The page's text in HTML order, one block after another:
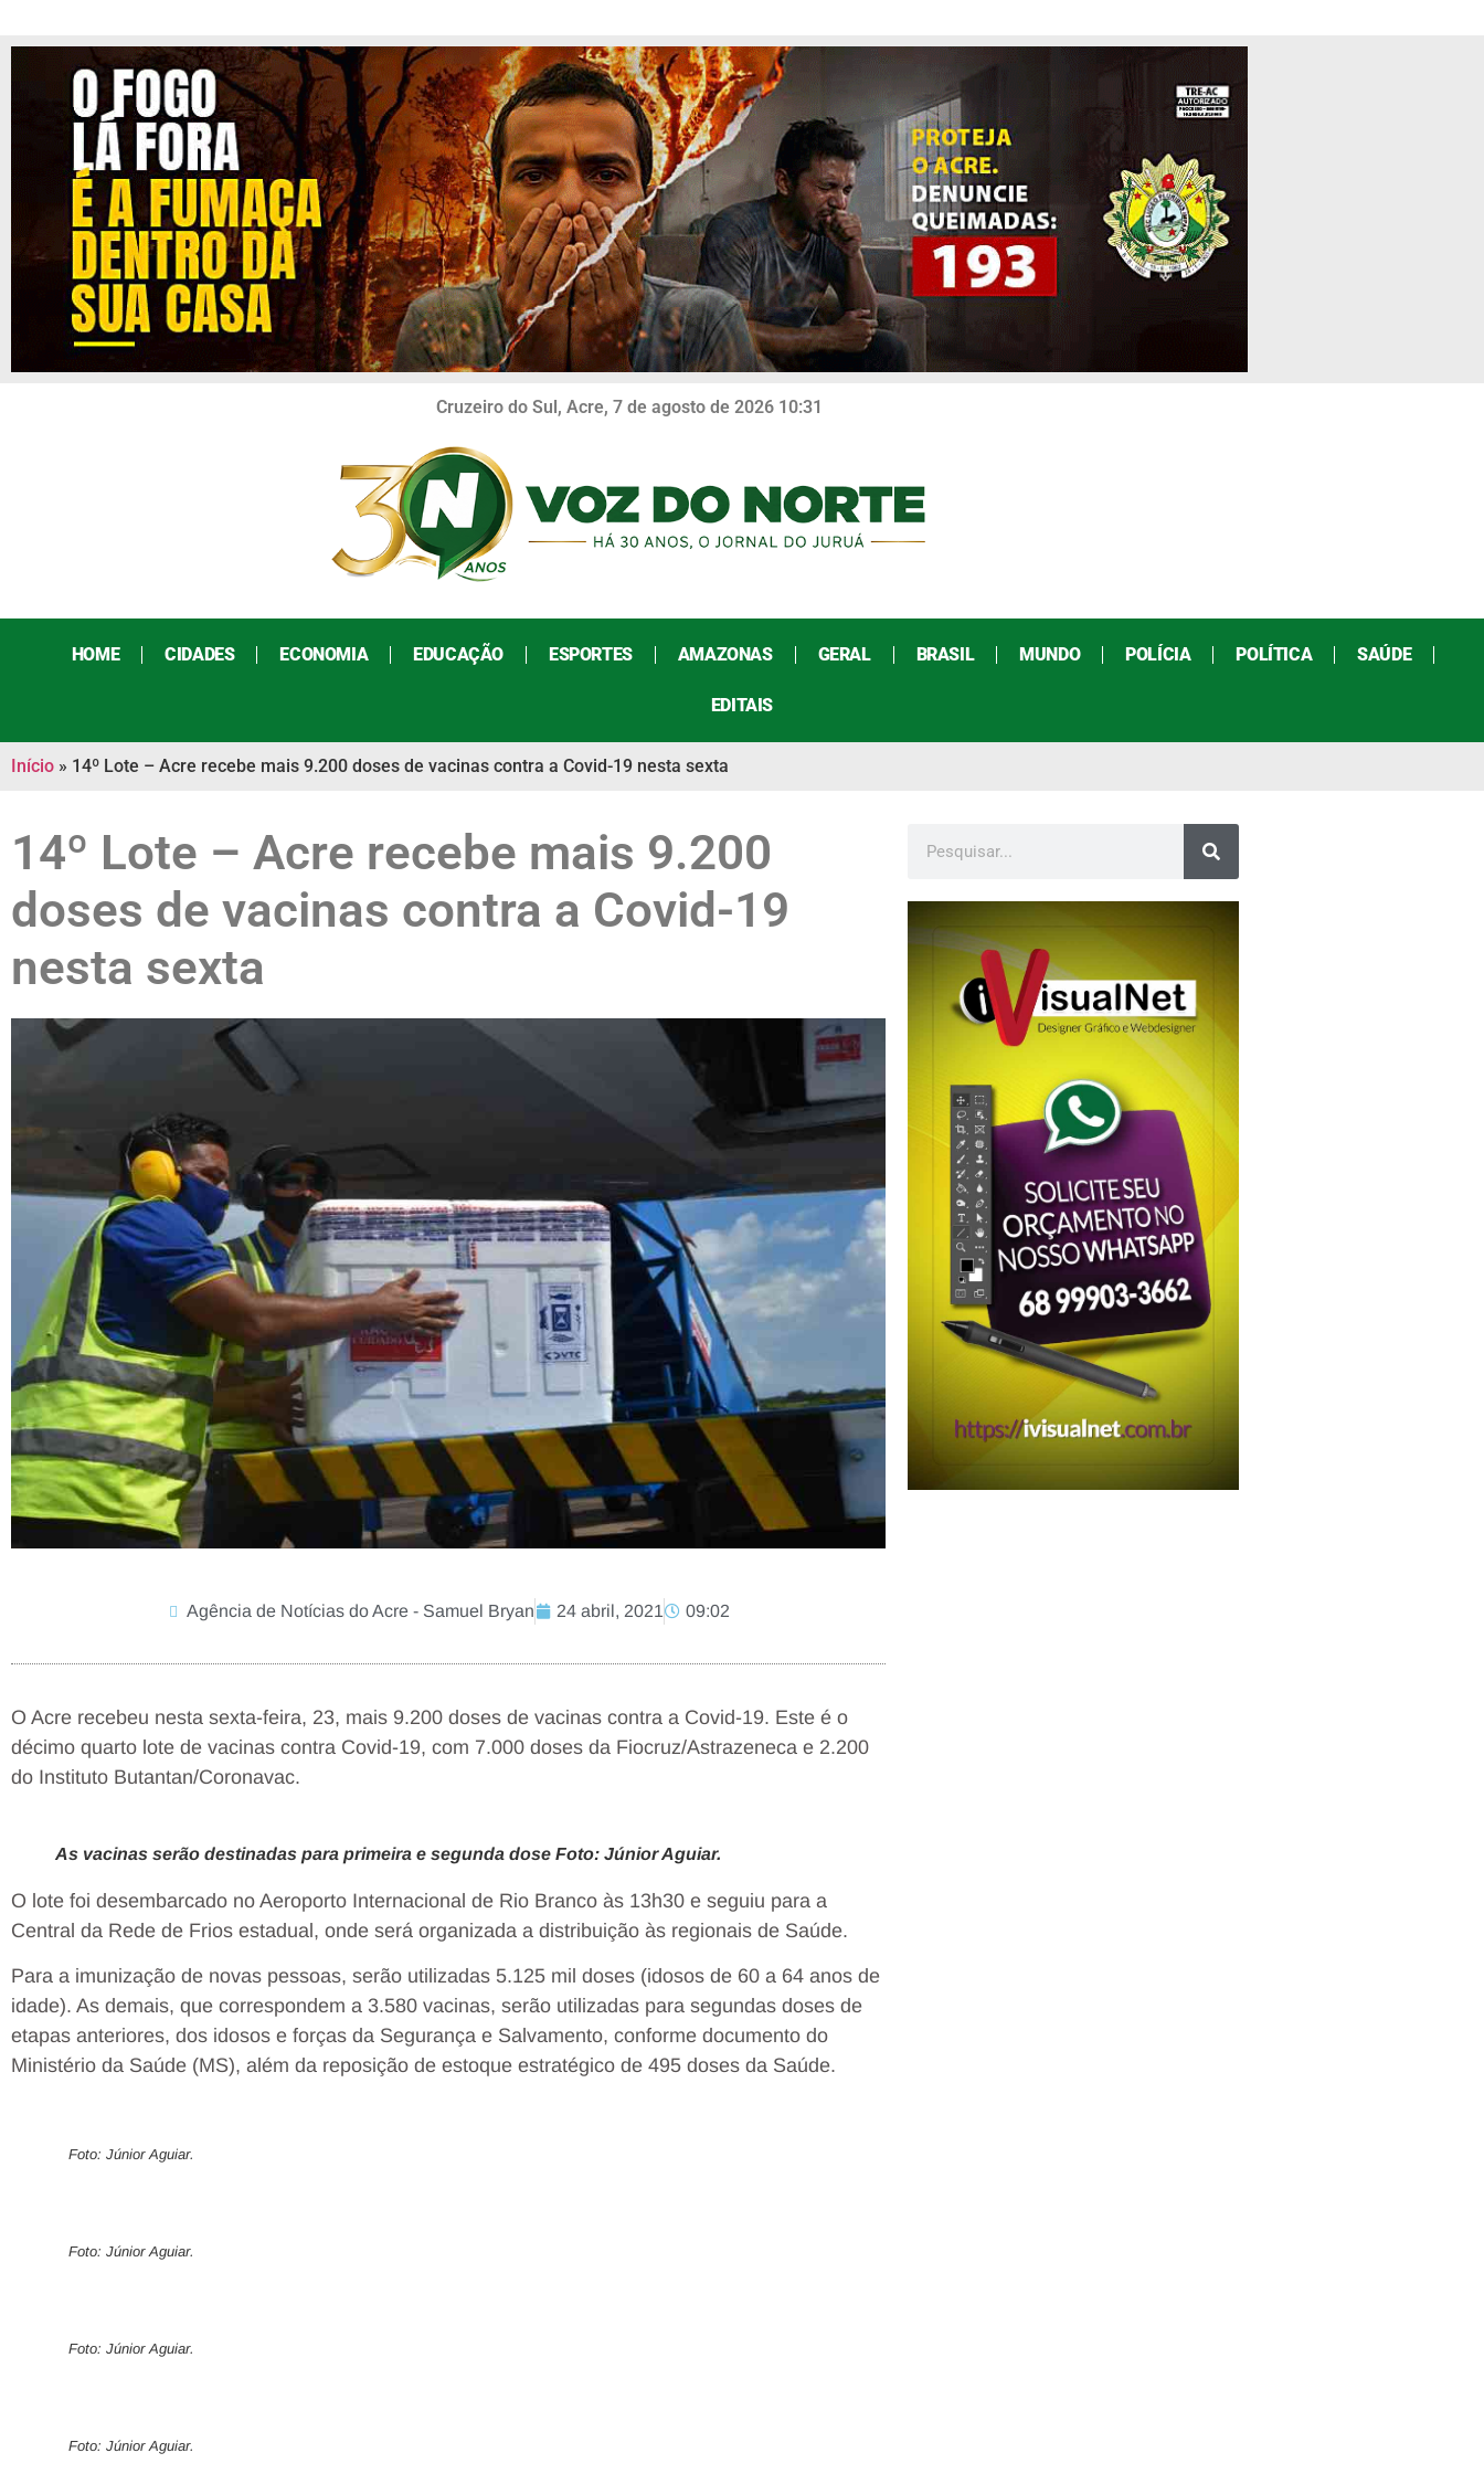
Cruzeiro do Sul, Acre, 7 de agosto de 2026 10:31
HOME CIDADES ECONOMIA EDUCAÇÃO ESPORTES AMAZONAS GERAL BRASIL MUNDO POLÍCIA POLÍTICA SAÚDE
EDITAIS
Início » 14º Lote – Acre recebe mais 9.200 doses de vacinas contra a Covid-19 nesta sexta
14º Lote – Acre recebe mais 9.200
doses de vacinas contra a Covid-19
nesta sexta
Agência de Notícias do Acre - Samuel Bryan 24 abril, 2021 09:02
O Acre recebeu nesta sexta-feira, 23, mais 9.200 doses de vacinas contra a Covid-19. Este é o
décimo quarto lote de vacinas contra Covid-19, com 7.000 doses da Fiocruz/Astrazeneca e 2.200
do Instituto Butantan/Coronavac.
As vacinas serão destinadas para primeira e segunda dose Foto: Júnior Aguiar.
O lote foi desembarcado no Aeroporto Internacional de Rio Branco às 13h30 e seguiu para a
Central da Rede de Frios estadual, onde será organizada a distribuição às regionais de Saúde.
Para a imunização de novas pessoas, serão utilizadas 5.125 mil doses (idosos de 60 a 64 anos de
idade). As demais, que correspondem a 3.580 vacinas, serão utilizadas para segundas doses de
etapas anteriores, dos idosos e forças da Segurança e Salvamento, conforme documento do
Ministério da Saúde (MS), além da reposição de estoque estratégico de 495 doses da Saúde.
Foto: Júnior Aguiar.
Foto: Júnior Aguiar.
Foto: Júnior Aguiar.
Foto: Júnior Aguiar.